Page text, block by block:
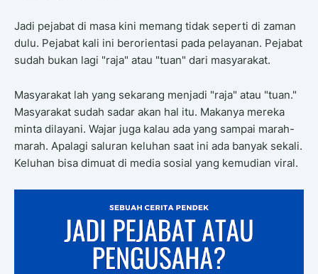
Jadi pejabat di masa kini memang tidak seperti di zaman
dulu. Pejabat kali ini berorientasi pada pelayanan. Pejabat
sudah bukan lagi "raja" atau "tuan" dari masyarakat.
Masyarakat lah yang sekarang menjadi "raja" atau "tuan."
Masyarakat sudah sadar akan hal itu. Makanya mereka
minta dilayani. Wajar juga kalau ada yang sampai marah-
marah. Apalagi saluran keluhan saat ini ada banyak sekali.
Keluhan bisa dimuat di media sosial yang kemudian viral.